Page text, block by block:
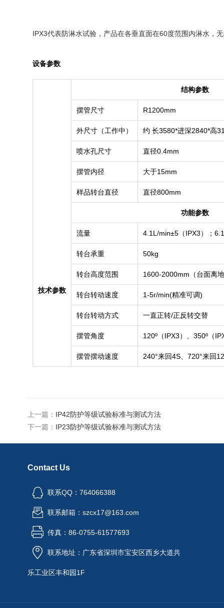
IPX3代表防淋水试验，产品在各垂直面在60度范围内淋水，
设备参数
技术参数
结构参数
摆管尺寸 R1200mm
外尺寸（工作中） 约 长3580*进深2840*高
喷水孔尺寸 直径0.4mm
摆管内径 大于15mm
样品转台直径 直径800mm
功能参数
流量 4.1L/min±5（IPX3）；6.1
转台承重 50kg
转台高度范围 1600-2000mm（台面离
转台转动速度 1-5r/min(精准可调)
转台转动方式 一直正转/正反转交替
摆管角度 120º（IPX3）、350º（
摆管摆动速度 240°来回4S、 720°来回
上一篇： IP42防护等级试验标准与测试方法
下一篇： IP23防护等级试验标准与测试方法
Contact Us
联系QQ：764066388
联系邮箱：szcx17@163.com
传真：86-0755-61577693
联系地址：广东省深圳市宝安区西乡大道共
乐工业区丰和园1F